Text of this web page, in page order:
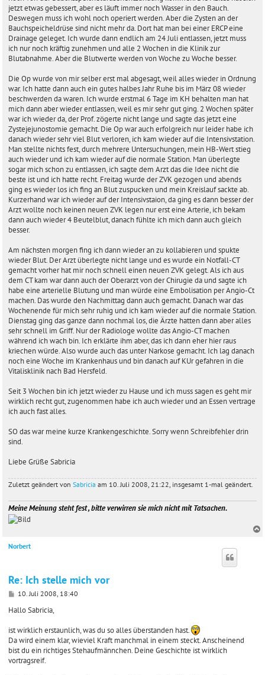
jetzt etwas gebessert, aber es läuft immer noch Wasser in den Bauch.
Deswegen muss ich wohl noch operiert werden. Aber die Zysten an der
Bauchspeicheldrüse sind nicht mehr da. Dort hat man bei einer ERCP eine
Drainage geleget. Ich wurde dann endlich am 24 Juli entlassen, jetzt muss
ich nur noch kräftig zunehmen und alle 2 Wochen in die Klinik zur
Blutabnahme. Aber die Blutwerte werden von Woche zu Woche besser.
Die Op wurde von mir selber erst mal abgesagt, weil alles wieder in Ordnung
war. Ich hatte dann auch ein gutes halbes Jahr Ruhe bis im März 08 wieder
beschwerden da waren. Ich wurde erstmal 6 Tage im KH behalten man hat
mich dann aber wieder entlassen, weil es mir sehr gut ging. 2 Wochen später
war ich wieder da, der Prof. zögerte nicht lange und sagte das jetzt eine
Zystejejunostomie gemacht. Die Op war auch erfolgreich nur leider habe ich
danach wieder sehr viel Blut verloren, ich kam wieder auf die Intensivstation.
Man stellte nichts fest, durch mehrere Untersuchungen, mein HB-Wert stieg
auch wieder und ich kam wieder auf die normale Station. Man überlegte
sogar mich schon zu entlassen, ich sagte dem Arzt das die Idee nicht die
beste ist und ich hatte recht. Freitag wurde der ZVK gezogen und abends
ging es wieder los ich fing an Blut zuspucken und mein Kreislauf sackte ab.
Kurzerhand war ich wieder auf der Intensivstaion, da ging es dann besser der
Arzt wollte noch keinen neuen ZVK legen nur erst eine Arterie, ich bekam
dann auch wieder 4 Beutelblut, danach fühlte ich mich dann auch gleich
besser.
Am nächsten morgen fing ich dann wieder an zu kollabieren und spukte
wieder Blut. Der Arzt überlegte nicht lange und es wurde ein Notfall-CT
gemacht vorher hat mir noch schnell einen neuen ZVK gelegt. Als ich aus
dem CT kam war dann auch der Oberarzt von der Chirugie da und sagte ich
habe eine arterielle Blutung und man würde eine Embolisation per Angio-Ct
machen. Das wurde den Nachmittag dann auch gemacht. Danach war das
Wochenende für mich sehr ruhig und ich kam wieder auf die normale Station.
Dienstag ging das ganze dann nochmal los, die Ärzte hatten dann aber alles
sehr schnell im Griff. Nur der Radiologe wollte das Angio-CT machen
während ich wach bin. Ich erklärte ihm aber, das ich dann eher hier raus
kriechen würde. Also wurde auch das unter Narkose gemacht. Ich lag danach
noch eine Woche im Krankenhaus und bin danach auf KUr gefahren in die
Vitalisklinik nach Bad Hersfeld.
Seit 3 Wochen bin ich jetzt wieder zu Hause und ich muss sagen es geht mir
wirklich recht gut, zugenommen habe ich auch wieder und an Essen vertrage
ich auch fast alles.
SO das war meine kurze Krankengeschichte. Sorry wenn Schreibfehler drin
sind.
Liebe Grüße Sabricia
Zuletzt geändert von Sabricia am 10. Juli 2008, 21:22, insgesamt 1-mal geändert.
Meine Meinung steht fest , bitte verwirren sie mich nicht mit Tatsachen.
Norbert
Re: Ich stelle mich vor
B
i
a
g
10. Juli 2008, 18:40
Hallo Sabricia,
ist wirklich erstaunlich, was du so alles überstanden hast.
Da wird einem klar, wieviel Kraft manchmal in einem steckt. Anscheinend
bist du ein richtiges Stehaufmännchen. Deine Geschichte ist wirklich
vortragsreif.